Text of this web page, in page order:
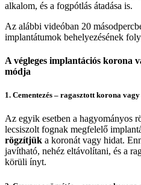
alkalom, és a fogpótlás átadása is.
Az alábbi videóban 20
implantátumok behelyezésének
A végleges implantációs korona
módja
1. Cementezés – ragasztott korona
Az egyik esetben a hagyományos
lecsiszolt fognak megfelelő
rögzítjük a koronát vagy hidat.
javítható, nehéz eltávolítani, és a
körüli ínyt.